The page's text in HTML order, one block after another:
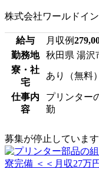
株式会社ワールドイ
給与 月収例
勤務地
秋田県 湯沢
寮・社
宅
あり（無料）
仕事内
容
プリンター
勤
募集が停止しています